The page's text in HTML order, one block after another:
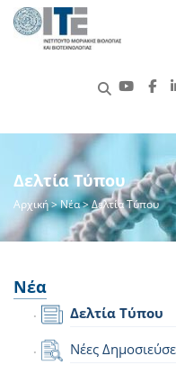
Δελτία Τύπου
Αρχική>Νέα> Δελτία Τύπου
Νέα
Δελτία Τύπου
Νέες